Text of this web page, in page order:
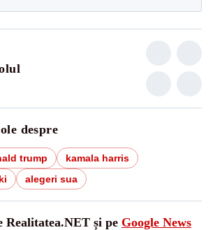
despre
trump
kamala harris
alegeri sua
Realitatea.NET și pe Google News